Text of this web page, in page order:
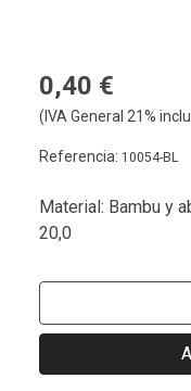
0,40 €
(IVA General 21%
Referencia: 10054-BL
Material: Bambu y
20,0